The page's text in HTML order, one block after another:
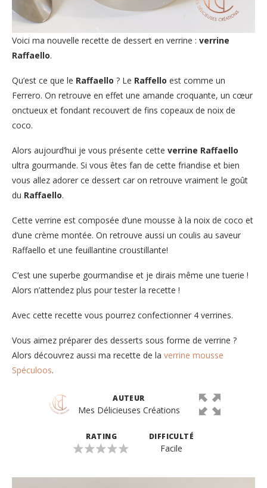
Voici ma nouvelle recette de dessert en verrine : verrine
Raffaello.
Qu’est ce que le Raffaello ? Le Raffello est comme un
Ferrero. On retrouve en effet une amande croquante, un cœur
onctueux et fondant recouvert de fins copeaux de noix de
coco.
Alors aujourd’hui je vous présente cette verrine Raffaello
ultra gourmande. Si vous êtes fan de cette friandise et bien
vous allez adorer ce dessert car on retrouve vraiment le goût
du Raffaello.
Cette verrine est composée d’une mousse à la noix de coco et
d’une crème montée. On retrouve aussi un coulis au saveur
Raffaello et une feuillantine croustillante!
C’est une superbe gourmandise et je dirais même une tuerie !
Alors n’attendez plus pour tester la recette !
Avec cette recette vous pourrez confectionner 4 verrines.
Vous aimez préparer des desserts sous forme de verrine ?
Alors découvrez aussi ma recette de la verrine mousse
Spéculoos.
AUTEUR
Mes Délicieuses Créations
RATING DIFFICULTÉ
Facile